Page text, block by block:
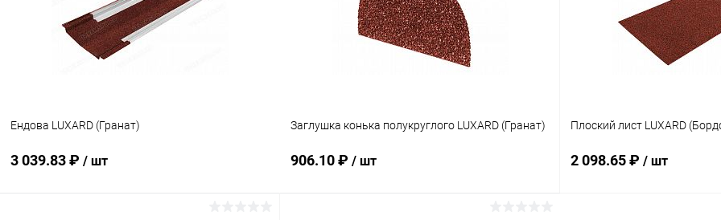
В избранное Под заказ В избранное Под заказ В избранное
Ендова LUXARD (Гранат)
3 039.83 ₽ / шт
Заглушка конька полукруглого LUXARD (Гранат)
906.10 ₽ / шт
Плоский лист LUXARD
2 098.65 ₽ / шт